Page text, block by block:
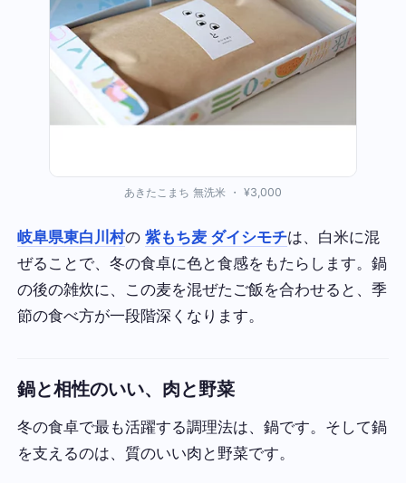
あきたこまち 無洗米 ・ ¥3,000
岐阜県東白川村の紫もち麦 ダイシモチは、白米に混
ぜることで、冬の食卓に色と食感をもたらします。鍋
の後の雑炊に、この麦を混ぜたご飯を合わせると、季
節の食べ方が一段階深くなります。
鍋と相性のいい、肉と野菜
冬の食卓で最も活躍する調理法は、鍋です。そして鍋
を支えるのは、質のいい肉と野菜です。